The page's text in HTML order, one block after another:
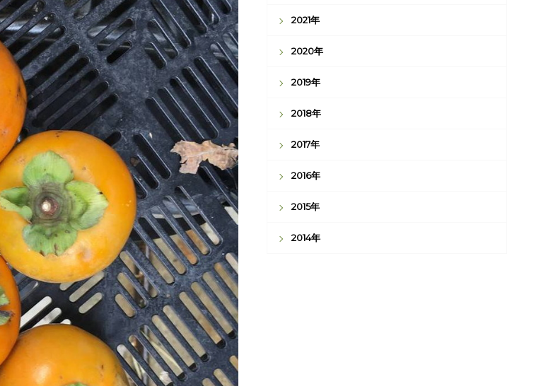
2021年
2020年
2019年
2018年
2017年
2016年
2015年
2014年